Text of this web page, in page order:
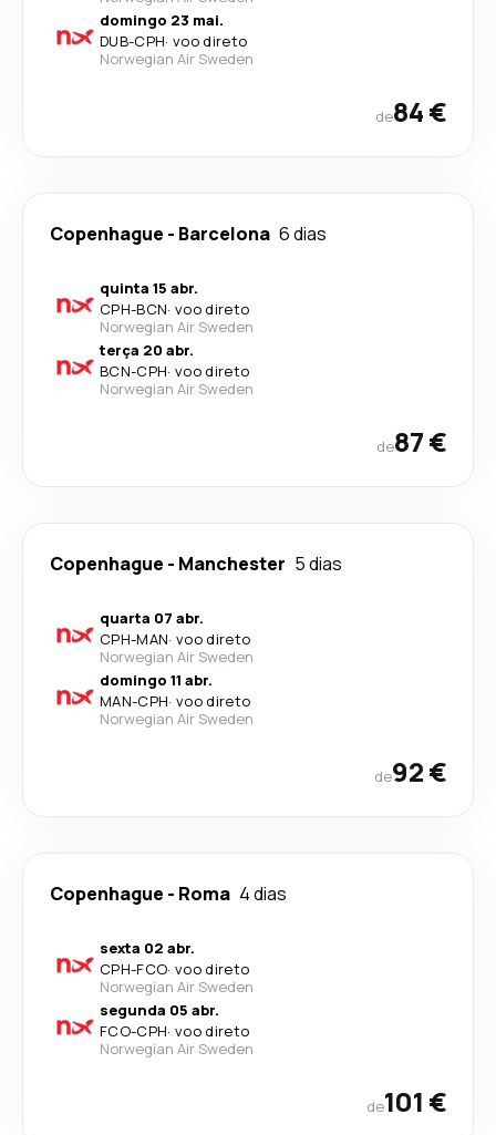
domingo 23 mai.
DUB-CPH· voo direto
Norwegian Air Sweden
de84 €
Copenhague - Barcelona 6 dias
quinta 15 abr.
CPH-BCN· voo direto
Norwegian Air Sweden
terça 20 abr.
BCN-CPH· voo direto
Norwegian Air Sweden
de87 €
Copenhague - Manchester 5 dias
quarta 07 abr.
CPH-MAN· voo direto
Norwegian Air Sweden
domingo 11 abr.
MAN-CPH· voo direto
Norwegian Air Sweden
de92 €
Copenhague - Roma 4 dias
sexta 02 abr.
CPH-FCO· voo direto
Norwegian Air Sweden
segunda 05 abr.
FCO-CPH· voo direto
Norwegian Air Sweden
de101 €